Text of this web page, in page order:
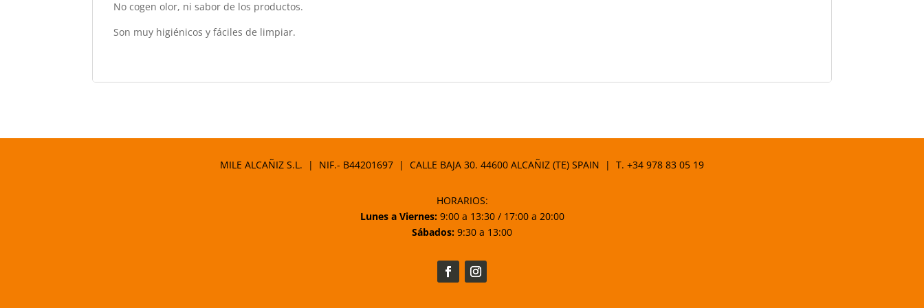
No cogen olor, ni sabor de los productos.
Son muy higiénicos y fáciles de limpiar.
MILE ALCAÑIZ S.L. | NIF.- B44201697 | CALLE BAJA 30. 44600 ALCAÑIZ (TE) SPAIN | T. +34 978 83 05 19
HORARIOS:
Lunes a Viernes:9:00 a 13:30 / 17:00 a 20:00
Sábados: 9:30 a 13:00